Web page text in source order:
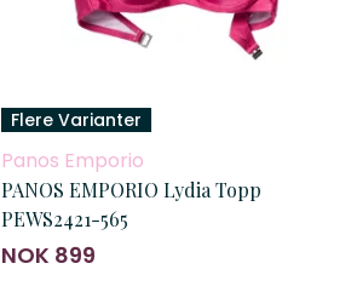
Flere Varianter
Panos Emporio
PANOS EMPORIO Lydia Topp
PEWS2421-565
NOK 899